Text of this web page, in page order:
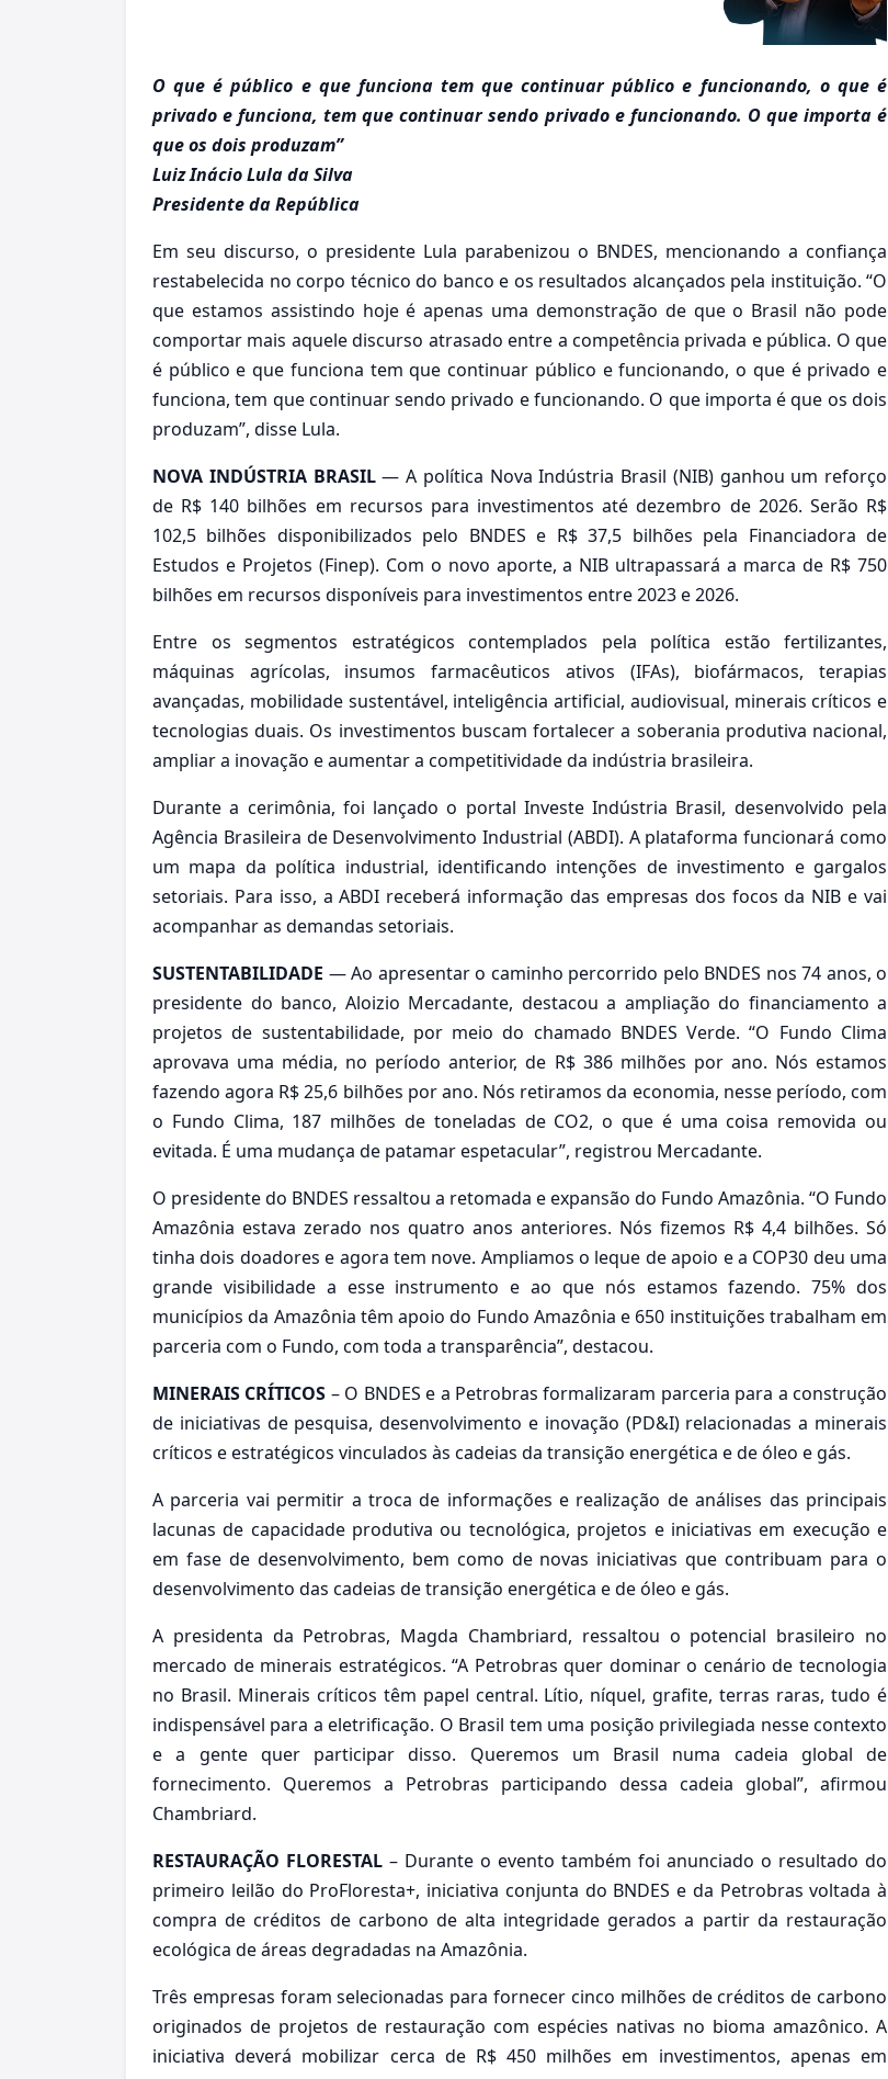
O que é público e que funciona tem que continuar público e funcionando, o que é
privado e funciona, tem que continuar sendo privado e funcionando. O que importa é
que os dois produzam”
Luiz Inácio Lula da Silva
Presidente da República
Em seu discurso, o presidente Lula parabenizou o BNDES, mencionando a confiança
restabelecida no corpo técnico do banco e os resultados alcançados pela instituição. “O
que estamos assistindo hoje é apenas uma demonstração de que o Brasil não pode
comportar mais aquele discurso atrasado entre a competência privada e pública. O que
é público e que funciona tem que continuar público e funcionando, o que é privado e
funciona, tem que continuar sendo privado e funcionando. O que importa é que os dois
produzam”, disse Lula.
NOVA INDÚSTRIA BRASIL— A política Nova Indústria Brasil (NIB) ganhou um reforço
de R$ 140 bilhões em recursos para investimentos até dezembro de 2026. Serão R$
102,5 bilhões disponibilizados pelo BNDES e R$ 37,5 bilhões pela Financiadora de
Estudos e Projetos (Finep). Com o novo aporte, a NIB ultrapassará a marca de R$ 750
bilhões em recursos disponíveis para investimentos entre 2023 e 2026.
Entre os segmentos estratégicos contemplados pela política estão fertilizantes,
máquinas agrícolas, insumos farmacêuticos ativos (IFAs), biofármacos, terapias
avançadas, mobilidade sustentável, inteligência artificial, audiovisual, minerais críticos e
tecnologias duais. Os investimentos buscam fortalecer a soberania produtiva nacional,
ampliar a inovação e aumentar a competitividade da indústria brasileira.
Durante a cerimônia, foi lançado o portal Investe Indústria Brasil, desenvolvido pela
Agência Brasileira de Desenvolvimento Industrial (ABDI). A plataforma funcionará como
um mapa da política industrial, identificando intenções de investimento e gargalos
setoriais. Para isso, a ABDI receberá informação das empresas dos focos da NIB e vai
acompanhar as demandas setoriais.
SUSTENTABILIDADE — Ao apresentar o caminho percorrido pelo BNDES nos 74 anos, o
presidente do banco, Aloizio Mercadante, destacou a ampliação do financiamento a
projetos de sustentabilidade, por meio do chamado BNDES Verde. “O Fundo Clima
aprovava uma média, no período anterior, de R$ 386 milhões por ano. Nós estamos
fazendo agora R$ 25,6 bilhões por ano. Nós retiramos da economia, nesse período, com
o Fundo Clima, 187 milhões de toneladas de CO2, o que é uma coisa removida ou
evitada. É uma mudança de patamar espetacular”, registrou Mercadante.
O presidente do BNDES ressaltou a retomada e expansão do Fundo Amazônia. “O Fundo
Amazônia estava zerado nos quatro anos anteriores. Nós fizemos R$ 4,4 bilhões. Só
tinha dois doadores e agora tem nove. Ampliamos o leque de apoio e a COP30 deu uma
grande visibilidade a esse instrumento e ao que nós estamos fazendo. 75% dos
municípios da Amazônia têm apoio do Fundo Amazônia e 650 instituições trabalham em
parceria com o Fundo, com toda a transparência”, destacou.
MINERAIS CRÍTICOS – O BNDES e a Petrobras formalizaram parceria para a construção
de iniciativas de pesquisa, desenvolvimento e inovação (PD&I) relacionadas a minerais
críticos e estratégicos vinculados às cadeias da transição energética e de óleo e gás.
A parceria vai permitir a troca de informações e realização de análises das principais
lacunas de capacidade produtiva ou tecnológica, projetos e iniciativas em execução e
em fase de desenvolvimento, bem como de novas iniciativas que contribuam para o
desenvolvimento das cadeias de transição energética e de óleo e gás.
A presidenta da Petrobras, Magda Chambriard, ressaltou o potencial brasileiro no
mercado de minerais estratégicos. “A Petrobras quer dominar o cenário de tecnologia
no Brasil. Minerais críticos têm papel central. Lítio, níquel, grafite, terras raras, tudo é
indispensável para a eletrificação. O Brasil tem uma posição privilegiada nesse contexto
e a gente quer participar disso. Queremos um Brasil numa cadeia global de
fornecimento. Queremos a Petrobras participando dessa cadeia global”, afirmou
Chambriard.
RESTAURAÇÃO FLORESTAL – Durante o evento também foi anunciado o resultado do
primeiro leilão do ProFloresta+, iniciativa conjunta do BNDES e da Petrobras voltada à
compra de créditos de carbono de alta integridade gerados a partir da restauração
ecológica de áreas degradadas na Amazônia.
Três empresas foram selecionadas para fornecer cinco milhões de créditos de carbono
originados de projetos de restauração com espécies nativas no bioma amazônico. A
iniciativa deverá mobilizar cerca de R$ 450 milhões em investimentos, apenas em